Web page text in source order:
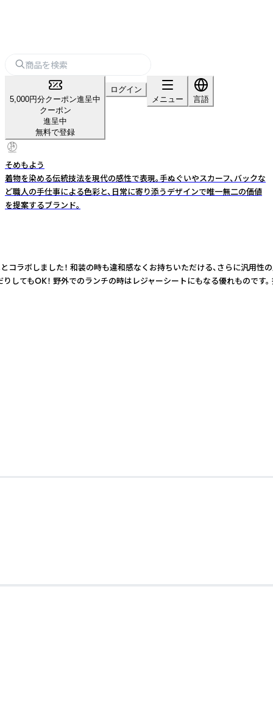
5,000円分クーポン進呈中
クーポン
進呈中
無料で登録
ログイン
メニュー
言語
そめもよう
着物を染める伝統技法を現代の感性で表現。手ぬぐいやスカーフ、バックな
ど職人の手仕事による色彩と、日常に寄り添うデザインで唯一無二の価値
を提案するブランド。
ボしました！ 和装の時も違和感なくお持ちいただける、さらに
もOK！ 野外でのランチの時はレジャーシートにもなる優れものです